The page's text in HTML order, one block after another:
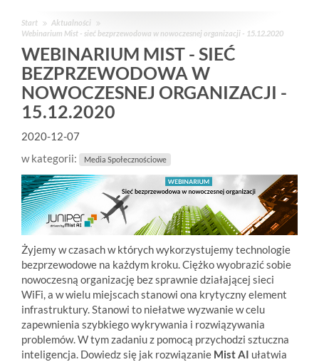
Start
Aktualności
Webinarium Mist - sieć bezprzewodowa w nowoczesnej organizacji - 15.12.2020
WEBINARIUM MIST - SIEĆ
BEZPRZEWODOWA W
NOWOCZESNEJ ORGANIZACJI -
15.12.2020
2020-12-07
w kategorii:
Media Społecznościowe
Żyjemy w czasach w których wykorzystujemy technologie
bezprzewodowe na każdym kroku. Ciężko wyobrazić sobie
nowoczesną organizację bez sprawnie działającej sieci
WiFi, a w wielu miejscach stanowi ona krytyczny element
infrastruktury. Stanowi to niełatwe wyzwanie w celu
zapewnienia szybkiego wykrywania i rozwiązywania
problemów. W tym zadaniu z pomocą przychodzi sztuczna
inteligencja. Dowiedz się jak rozwiązanie Mist AI ułatwia